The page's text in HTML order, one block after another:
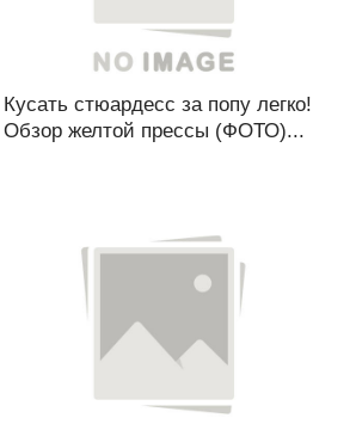
Кусать стюардесс за попу легко!
Обзор желтой прессы (ФОТО)...